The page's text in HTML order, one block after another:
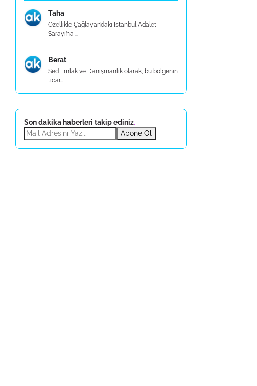
Taha
Özellikle Çağlayan’daki İstanbul Adalet
Sarayı’na ...
Berat
Sed Emlak ve Danışmanlık olarak, bu bölgenin
ticar...
Son dakika haberleri takip ediniz.
Abone Ol